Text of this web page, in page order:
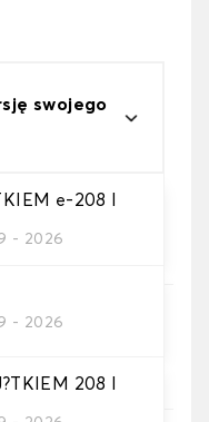
swojego
e-208 I
- 2026
- 2026
208 I
.